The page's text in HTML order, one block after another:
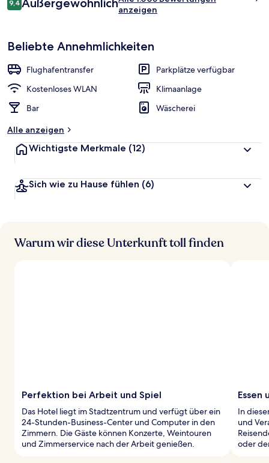
132 €.
9,49,4 von 10.
Außergewöhnlichanzeigen
Beliebte Annehmlichkeiten
Flughafentransfer
Parkplätze verfügbar
Kostenloses WLAN
Klimaanlage
Bar
Wäscherei
Alle anzeigen
Wichtigste Merkmale (12)
Sich wie zu Hause fühlen (6)
Warum wir diese Unterkunft toll finden
Perfektion bei Arbeit und Spiel
Das Hotel liegt im Stadtzentrum und verfügt über ein
24-Stunden-Business-Center und Computer in den
Zimmern. Die Gäste können Konzerte, Weintouren
und Zimmerservice nach der Arbeit genießen.
Essen
In
und
oder